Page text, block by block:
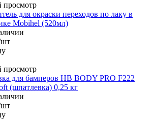
просмотр
для окраски переходов по лаку в
Mobihel (520мл)
просмотр
для бамперов HB BODY PRO F222
(шпатлевка) 0,25 кг